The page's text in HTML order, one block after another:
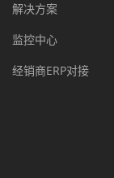
解决方案
监控中心
经销商ERP对接